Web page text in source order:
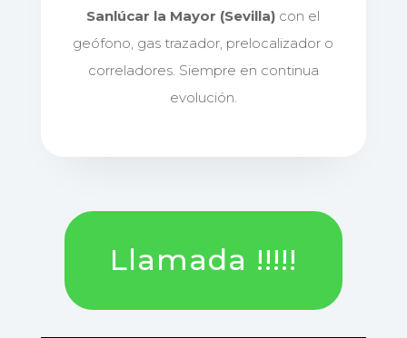
Sanlúcar la Mayor (Sevilla) con el
geófono, gas trazador, prelocalizador o
correladores. Siempre en continua
evolución.
Llamada !!!!!